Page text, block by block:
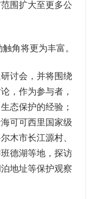
围扩大至更多公
角将更为丰富。
讨会，并将围绕
，作为参与者，
态保护的经验；
可可西里国家级
木市长江源村、
德湖等地，探访
地址等保护观察